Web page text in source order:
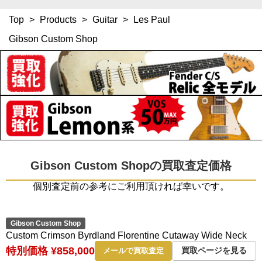
Top > Products > Guitar >
Les Paul
Gibson Custom Shop
Gibson Custom Shopの買取査定価格
個別査定前の参考にご利用頂ければ幸いです。
Gibson Custom Shop
Custom Crimson Byrdland Florentine Cutaway Wide Neck
特別価格 ¥858,000 メールで買取査定 買取ページを見る